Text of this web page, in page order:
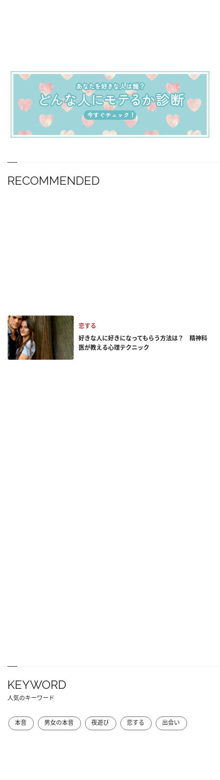
RECOMMENDED
恋する
好きな人に好きになってもらう方法は？ 精神科
医が教える心理テクニック
KEYWORD
人気のキーワード
本音 男女の本音 夜遊び 恋する 出会い